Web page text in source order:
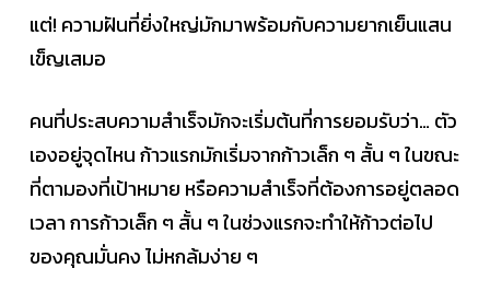
แต่! ความฝันที่ยิ่งใหญ่มักมาพร้อมกับความยากเย็นแสน
เข็ญเสมอ
คนที่ประสบความสำเร็จมักจะเริ่มต้นที่การยอมรับว่า… ตัว
เองอยู่จุดไหน ก้าวแรกมักเริ่มจากก้าวเล็ก ๆ สั้น ๆ ในขณะ
ที่ตามองที่เป้าหมาย หรือความสำเร็จที่ต้องการอยู่ตลอด
เวลา การก้าวเล็ก ๆ สั้น ๆ ในช่วงแรกจะทำให้ก้าวต่อไป
ของคุณมั่นคง ไม่หกล้มง่าย ๆ